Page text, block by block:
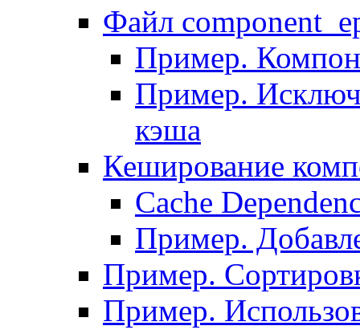
Файл
Пример.
Пример.
кэша
Кеширование
Сache
Пример.
Пример.
Пример.